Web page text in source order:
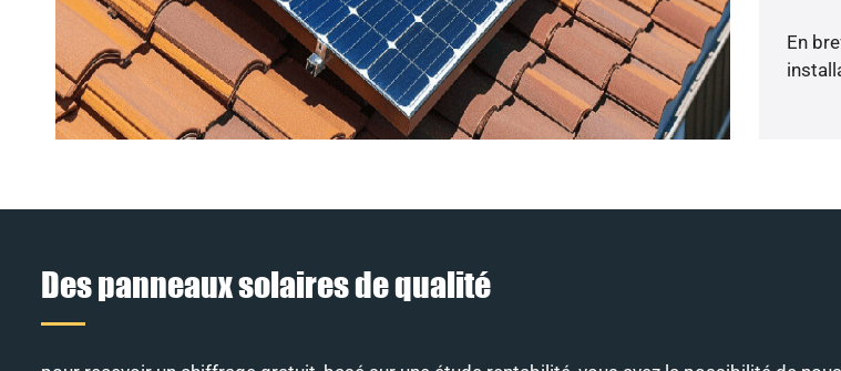
En
Des panneaux solaires de qualité